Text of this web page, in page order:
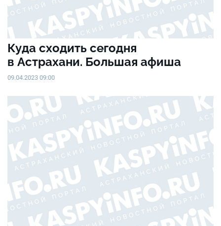
Куда сходить сегодня
в Астрахани. Большая афиша
09.04.2023 09:00